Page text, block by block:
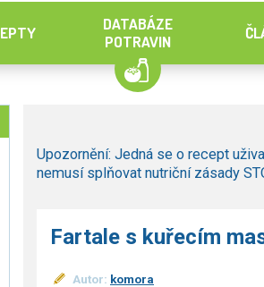
DATABÁZE
POTRAVIN
Upozornění: Jedná se o recept
nemusí splňovat nutriční zásady
Fartale s kuřecím
Autor: komora